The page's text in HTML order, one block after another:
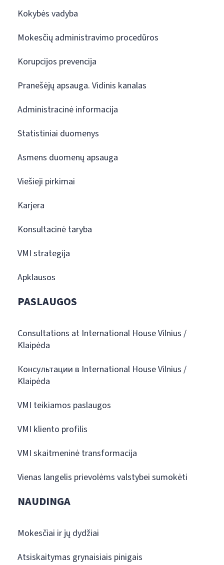
Kokybės vadyba
Mokesčių administravimo procedūros
Korupcijos prevencija
Pranešėjų apsauga. Vidinis kanalas
Administracinė informacija
Statistiniai duomenys
Asmens duomenų apsauga
Viešieji pirkimai
Karjera
Konsultacinė taryba
VMI strategija
Apklausos
PASLAUGOS
Consultations at International House Vilnius /
Klaipėda
Консультации в International House Vilnius /
Klaipėda
VMI teikiamos paslaugos
VMI kliento profilis
VMI skaitmeninė transformacija
Vienas langelis prievolėms valstybei sumokėti
NAUDINGA
Mokesčiai ir jų dydžiai
Atsiskaitymas grynaisiais pinigais